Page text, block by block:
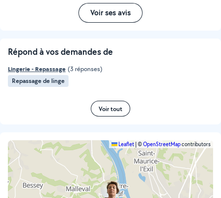
Voir ses avis
Répond à vos demandes de
Lingerie - Repassage (3 réponses)
Repassage de linge
Voir tout
Leaflet ©OpenStreetMapcontributors